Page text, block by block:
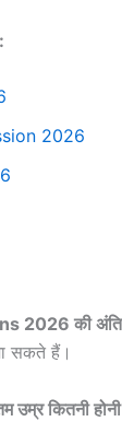
2026
2026 की अंतिम
सकते हैं।
कितनी होनी